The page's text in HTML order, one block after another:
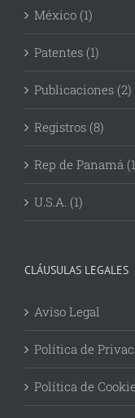
México (1)
Patentes (1)
Publicaciones (2)
Registros (8)
Rep de Panamá
U.S.A. (1)
CLÁUSULAS LEGALES
Aviso Legal
Política de
Política de